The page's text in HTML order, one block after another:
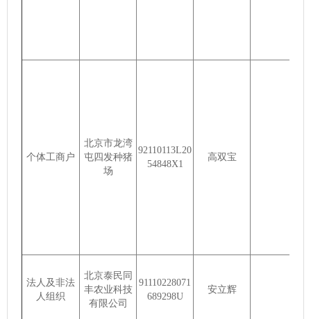
个体工商户
北京市龙湾
屯四发种猪
场
92110113L20
54848X1
高双宝
法人及非法
人组织
北京泰民同
丰农业科技
有限公司
91110228071
689298U
安立辉